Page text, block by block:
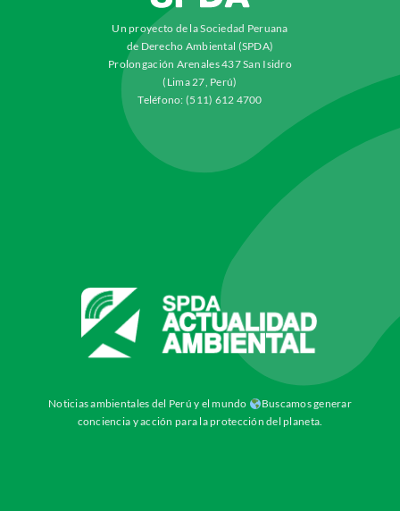
Un proyecto de la Sociedad Peruana
de Derecho Ambiental (SPDA)
Prolongación Arenales 437 San Isidro
(Lima 27, Perú)
Teléfono: (511) 612 4700
Noticias ambientales del Perú y el mundo
Buscamos generar
conciencia y acción para la protección del planeta.